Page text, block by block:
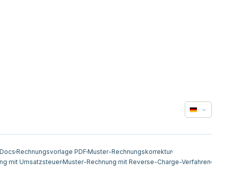
Rechnungsvorlage PDF Muster-Rechnungskorrektur
mit UmsatzsteuerMuster-Rechnung mit Reverse-Charge-Verfahren